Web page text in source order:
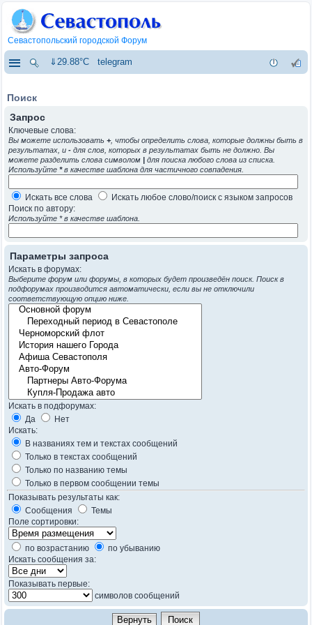
Севастопольский городской Форум
⇓29.88°C telegram
Поиск
Запрос
Ключевые слова:
Вы можете использовать +, чтобы определить слова, которые должны быть в
результатах, и - для слов, которых в результатах быть не должно. Вы
можете разделить слова символом | для поиска любого слова из списка.
Используйте *в качестве шаблона для частичного совпадения.
Искать все слова
Искать любое слово/поиск с языком запросов
Поиск по автору:
Используйте * в качестве шаблона.
Параметры запроса
Искать в форумах:
Выберите форум или форумы, в которых будет произведён поиск. Поиск в
подфорумах производится автоматически, если вы не отключили
соответствующую опцию ниже.
Искать в подфорумах:
Да
Нет
Искать:
В названиях тем и текстах сообщений
Только в текстах сообщений
Только по названию темы
Только в первом сообщении темы
Показывать результаты как:
Сообщения
Темы
Поле сортировки:
по возрастанию
по убыванию
Искать сообщения за:
Показывать первые:
символов сообщений